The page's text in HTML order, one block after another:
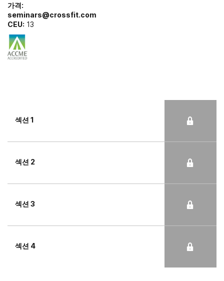
가격:
seminars@crossfit.com
CEU: 13
섹션 1
섹션 2
섹션 3
섹션 4